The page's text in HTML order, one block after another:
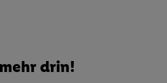
drin!